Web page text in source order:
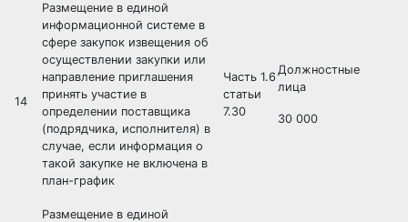
14
Размещение в единой
информационной системе в
сфере закупок извещения об
осуществлении закупки или
направление приглашения
принять участие в
определении поставщика
(подрядчика, исполнителя) в
случае, если информация о
такой закупке не включена в
план-график
Часть 1.6
статьи
7.30
Должностные
лица
30 000
Размещение в единой